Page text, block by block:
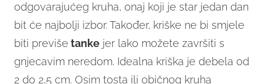
odgovarajućeg kruha, onaj koji je star jedan dan
bit će najbolji izbor. Također, kriške ne bi smjele
biti previše tanke jer lako možete završiti s
gnjecavim neredom. Idealna kriška je debela od
2 do 2,5 cm. Osim tosta ili običnog kruha